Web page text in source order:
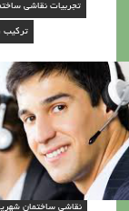
د
ش
ه
ر
تجربیات نقاشی
ترکیب
رنگ کاری ساختمان
قیمت نقاشی ساختمان
مولتی کالر
نقاشی
نقاشی ساختمان